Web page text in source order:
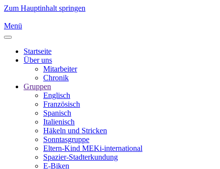
Zum Hauptinhalt springen
Menü
Startseite
Über uns
Mitarbeiter
Chronik
Gruppen
Englisch
Französisch
Spanisch
Italienisch
Häkeln und Stricken
Sonntasgruppe
Eltern-Kind MEKi-international
Spazier-Stadterkundung
E-Biken